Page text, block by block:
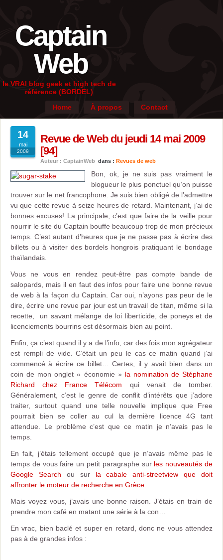
Captain
Web
le VRAI blog geek et high tech de
référence (BORDEL)
Home
À propos Contact
14
mai
2009
Revue de Web du jeudi 14 mai 2009
[94]
Auteur : CaptainWeb dans : Revues de web
Bon, ok, je ne suis pas vraiment le
blogueur le plus ponctuel qu’on puisse
trouver sur le net francophone. Je suis bien obligé de l’admettre
vu que cette revue à seize heures de retard. Maintenant, j’ai de
bonnes excuses! La principale, c’est que faire de la veille pour
nourrir le site du Captain bouffe beaucoup trop de mon précieux
temps. C’est autant d’heures que je ne passe pas à écrire des
billets ou à visiter des bordels hongrois pratiquant le bondage
thaïlandais.
Vous ne vous en rendez peut-être pas compte bande de
salopards, mais il en faut des infos pour faire une bonne revue
de web à la façon du Captain. Car oui, n’ayons pas peur de le
dire, écrire une revue par jour est un travail de titan, même si la
recette, un savant mélange de loi liberticide, de poneys et de
licenciements bourrins est désormais bien au point.
Enfin, ça c’est quand il y a de l’info, car des fois mon agrégateur
est rempli de vide. C’était un peu le cas ce matin quand j’ai
commencé à écrire ce billet… Certes, il y avait bien dans un
coin de mon onglet « économie » la nomination de Stéphane
Richard chez France Télécom qui venait de tomber.
Généralement, c’est le genre de conflit d’intérêts que j’adore
traiter, surtout quand une telle nouvelle implique que Free
pourrait bien se coller au cul la dernière licence 4G tant
attendue. Le problème c’est que ce matin je n’avais pas le
temps.
En fait, j’étais tellement occupé que je n’avais même pas le
temps de vous faire un petit paragraphe sur les nouveautés de
Google Search ou sur la cabale anti-streetview que doit
affronter le moteur de recherche en Grèce
Mais voyez vous, j’avais une bonne raison. J’étais en train de
prendre mon café en matant une série à la con…
En vrac, bien baclé et super en retard, donc ne vous attendez
pas à de grandes infos :